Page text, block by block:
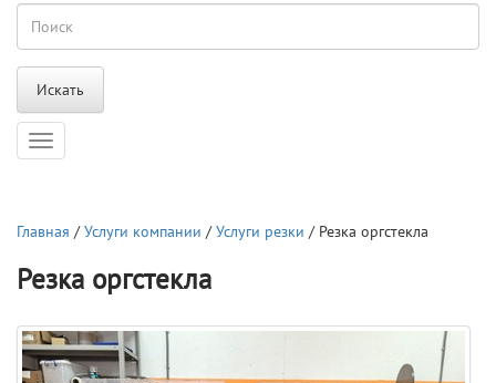
Искать
Навигация
Главная /Услуги компании /Услуги резки / Резка оргстекла
Резка оргстекла